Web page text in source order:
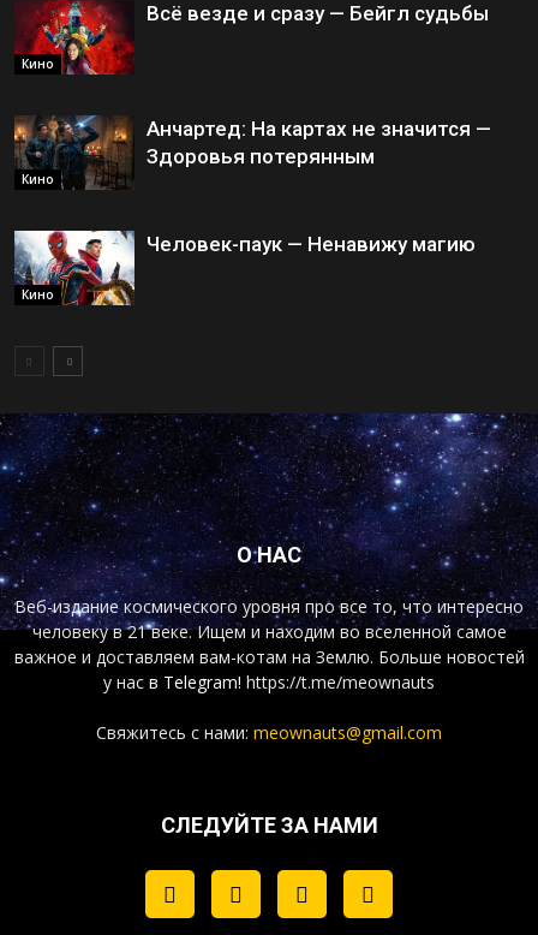
Кино
Всё везде и сразу — Бейгл судьбы
Кино
Анчартед: На картах не значится —
Здоровья потерянным
Кино
Человек-паук — Ненавижу магию
О НАС
Веб-издание космического уровня про все то, что интересно
человеку в 21 веке. Ищем и находим во вселенной самое
важное и доставляем вам-котам на Землю. Больше новостей
у нас в Telegram! https://t.me/meownauts
Свяжитесь с нами: meownauts@gmail.com
СЛЕДУЙТЕ ЗА НАМИ